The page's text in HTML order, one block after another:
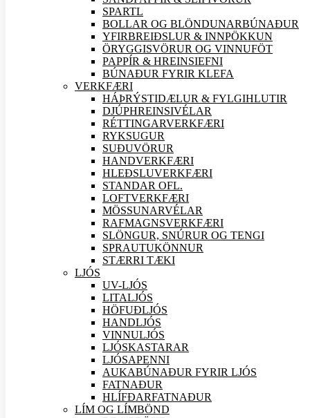
SPARTL
BOLLAR OG BLÖNDUNARBÚNAÐUR
YFIRBREIÐSLUR & INNPÖKKUN
ÖRYGGISVÖRUR OG VINNUFÖT
PAPPÍR & HREINSIEFNI
BÚNAÐUR FYRIR KLEFA
VERKFÆRI
HÁÞRÝSTIDÆLUR & FYLGIHLUTIR
DJÚPHREINSIVÉLAR
RÉTTINGARVERKFÆRI
RYKSUGUR
SUÐUVÖRUR
HANDVERKFÆRI
HLEÐSLUVERKFÆRI
STANDAR OFL.
LOFTVERKFÆRI
MÖSSUNARVÉLAR
RAFMAGNSVERKFÆRI
SLÖNGUR, SNÚRUR OG TENGI
SPRAUTUKÖNNUR
STÆRRI TÆKI
LJÓS
UV-LJÓS
LITALJÓS
HÖFUÐLJÓS
HANDLJÓS
VINNULJÓS
LJÓSKASTARAR
LJÓSAPENNI
AUKABÚNAÐUR FYRIR LJÓS
FATNAÐUR
HLÍFÐARFATNAÐUR
LÍM OG LÍMBÖND